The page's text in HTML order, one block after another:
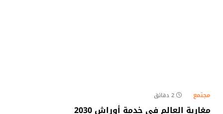
مجتمع 2 دقائق
مغاربة العالم في خدمة أوراش 2030